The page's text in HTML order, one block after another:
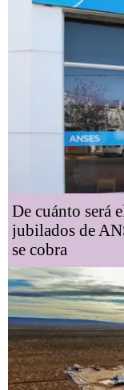
De cuánto será
jubilados de
se cobra